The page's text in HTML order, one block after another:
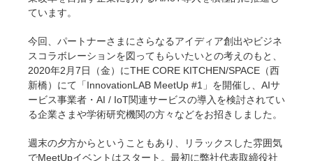
ています。
今回、パートナーさまにさらなるアイディア創出やビジネ
スコラボレーションを図ってもらいたいとの考えのもと、
2020年2月7日（金）にTHE CORE KITCHEN/SPACE（西
新橋）にて「InnovationLAB MeetUp #1」を開催し、AIサ
ービス事業者・AI / IoT関連サービスの導入を検討されてい
る企業さまや学術研究機関の方々などをお招きしました。
週末の夕方からということもあり、リラックスした雰囲気
でMeetUpイベントはスタート。最初に弊社代表取締役社